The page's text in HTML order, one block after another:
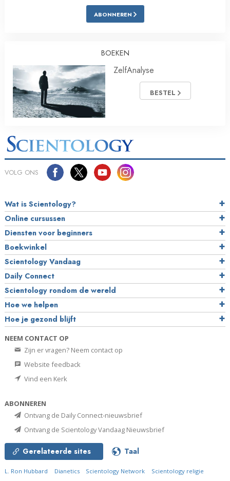
ABONNEREN
BOEKEN
ZelfAnalyse
BESTEL
VOLG ONS
Wat is Scientology?
Online cursussen
Diensten voor beginners
Boekwinkel
Scientology Vandaag
Daily Connect
Scientology rondom de wereld
Hoe we helpen
Hoe je gezond blijft
NEEM CONTACT OP
Zijn er vragen? Neem contact op
Website feedback
Vind een Kerk
ABONNEREN
Ontvang de Daily Connect-nieuwsbrief
Ontvang de Scientology Vandaag Nieuwsbrief
Gerelateerde sites Taal
L. Ron Hubbard Dianetics Scientology Network
Scientology religie